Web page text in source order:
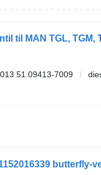
til MAN TGL, TGM,
51.09413-7009
butterfly-